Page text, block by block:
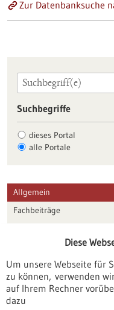
Zur Datenbanksuche
Suchbegriffe
dieses Portal
alle Portale
Allgemein
Fachbeiträge
Veranstaltungen
Erscheinungsdatum
Diese
Um unsere Webseite für
zu können, verwenden
auf Ihrem Rechner
dazu